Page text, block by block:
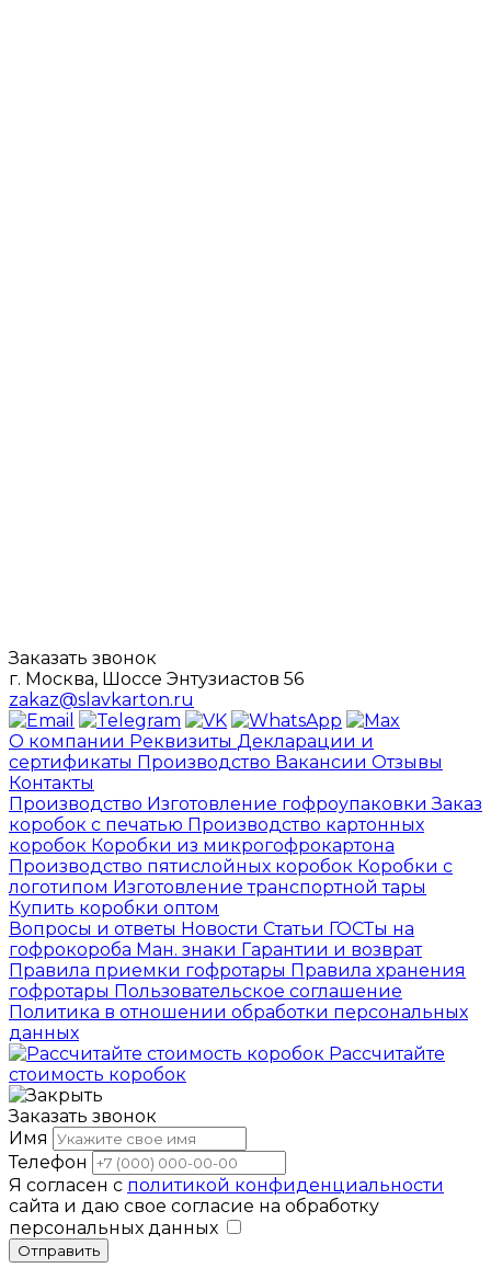
Заказать звонок
г. Москва, Шоссе Энтузиастов 56
zakaz@slavkarton.ru
О компании Реквизиты Декларации и
сертификаты Производство Вакансии Отзывы
Контакты
Производство Изготовление гофроупаковкиЗаказ
коробок с печатью Производство картонных
коробок Коробки из микрогофрокартона
Производство пятислойных коробок Коробки с
логотипом Изготовление транспортной тары
Купить коробки оптом
Вопросы и ответы Новости Статьи ГОСТы на
гофрокороба Ман. знаки Гарантии и возврат
Правила приемки гофротары Правила хранения
гофротары Пользовательское соглашение
Политика в отношении обработки персональных
данных
Рассчитайте
стоимость коробок
Заказать звонок
Имя
Телефон
Я согласен с политикой конфиденциальности
сайта и даю свое согласие на обработку
персональных данных
Отправить